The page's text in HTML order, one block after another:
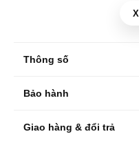
cảm giác nổi bật cả
6000, loa đứng sàn
Thông số
Bảo hành
Giao hàng & đổi trả